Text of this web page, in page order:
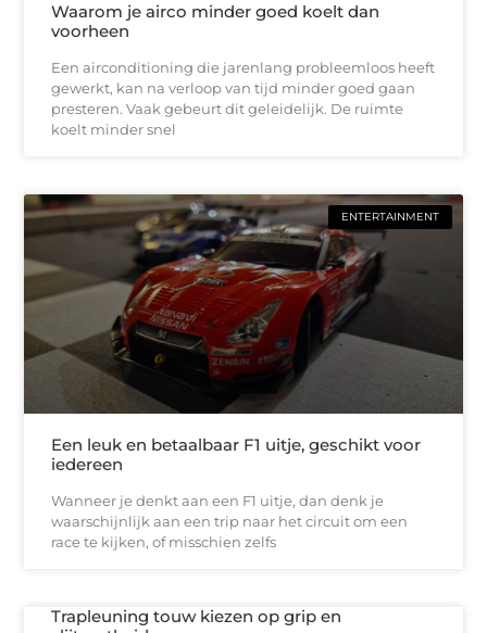
Waarom je airco minder goed koelt dan
voorheen
Een airconditioning die jarenlang probleemloos heeft
gewerkt, kan na verloop van tijd minder goed gaan
presteren. Vaak gebeurt dit geleidelijk. De ruimte
koelt minder snel
ENTERTAINMENT
Een leuk en betaalbaar F1 uitje, geschikt voor
iedereen
Wanneer je denkt aan een F1 uitje, dan denk je
waarschijnlijk aan een trip naar het circuit om een
race te kijken, of misschien zelfs
Trapleuning touw kiezen op grip en